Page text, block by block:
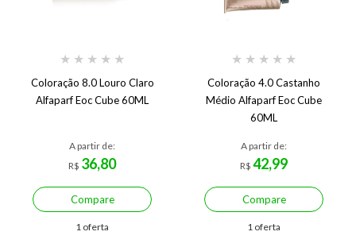
★ ★ ★ ★ ★
Coloração 8.0 Louro Claro
Alfaparf Eoc Cube 60ML
A partir de:
R$ 36,80
Compare
1 oferta
★ ★ ★ ★ ★
Coloração 4.0 Castanho
Médio Alfaparf Eoc Cube
60ML
A partir de:
R$ 42,99
Compare
1 oferta